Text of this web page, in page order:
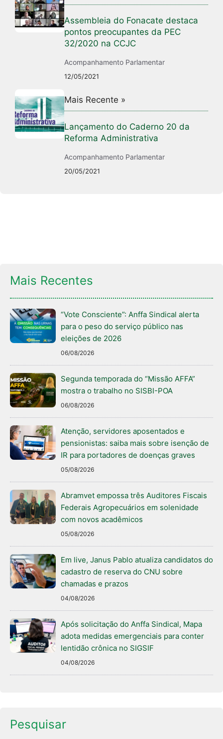
Assembleia do Fonacate destaca
pontos preocupantes da PEC
32/2020 na CCJC
Acompanhamento Parlamentar
12/05/2021
Mais Recente »
Lançamento do Caderno 20 da
Reforma Administrativa
Acompanhamento Parlamentar
20/05/2021
Mais Recentes
“Vote Consciente”: Anffa Sindical alerta
para o peso do serviço público nas
eleições de 2026
06/08/2026
Segunda temporada do “Missão AFFA”
mostra o trabalho no SISBI-POA
06/08/2026
Atenção, servidores aposentados e
pensionistas: saiba mais sobre isenção de
IR para portadores de doenças graves
05/08/2026
Abramvet empossa três Auditores Fiscais
Federais Agropecuários em solenidade
com novos acadêmicos
05/08/2026
Em live, Janus Pablo atualiza candidatos do
cadastro de reserva do CNU sobre
chamadas e prazos
04/08/2026
Após solicitação do Anffa Sindical, Mapa
adota medidas emergenciais para conter
lentidão crônica no SIGSIF
04/08/2026
Pesquisar